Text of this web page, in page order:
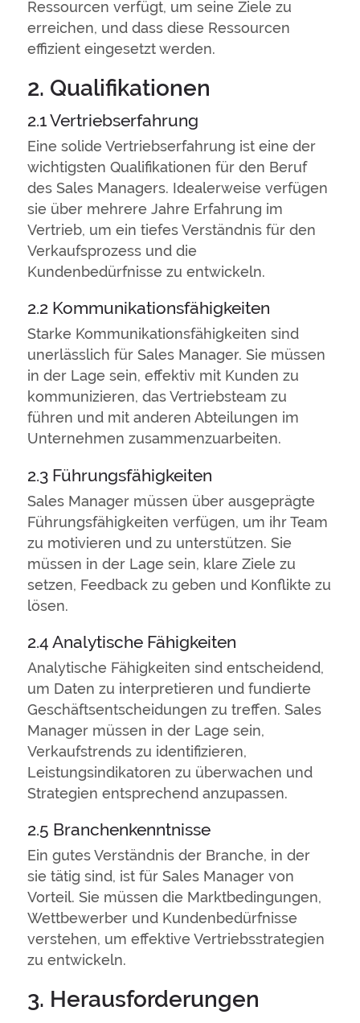
Ressourcen verfügt, um seine Ziele zu
erreichen, und dass diese Ressourcen
effizient eingesetzt werden.
2. Qualifikationen
2.1 Vertriebserfahrung
Eine solide Vertriebserfahrung ist eine der
wichtigsten Qualifikationen für den Beruf
des Sales Managers. Idealerweise verfügen
sie über mehrere Jahre Erfahrung im
Vertrieb, um ein tiefes Verständnis für den
Verkaufsprozess und die
Kundenbedürfnisse zu entwickeln.
2.2 Kommunikationsfähigkeiten
Starke Kommunikationsfähigkeiten sind
unerlässlich für Sales Manager. Sie müssen
in der Lage sein, effektiv mit Kunden zu
kommunizieren, das Vertriebsteam zu
führen und mit anderen Abteilungen im
Unternehmen zusammenzuarbeiten.
2.3 Führungsfähigkeiten
Sales Manager müssen über ausgeprägte
Führungsfähigkeiten verfügen, um ihr Team
zu motivieren und zu unterstützen. Sie
müssen in der Lage sein, klare Ziele zu
setzen, Feedback zu geben und Konflikte zu
lösen.
2.4 Analytische Fähigkeiten
Analytische Fähigkeiten sind entscheidend,
um Daten zu interpretieren und fundierte
Geschäftsentscheidungen zu treffen. Sales
Manager müssen in der Lage sein,
Verkaufstrends zu identifizieren,
Leistungsindikatoren zu überwachen und
Strategien entsprechend anzupassen.
2.5 Branchenkenntnisse
Ein gutes Verständnis der Branche, in der
sie tätig sind, ist für Sales Manager von
Vorteil. Sie müssen die Marktbedingungen,
Wettbewerber und Kundenbedürfnisse
verstehen, um effektive Vertriebsstrategien
zu entwickeln.
3. Herausforderungen